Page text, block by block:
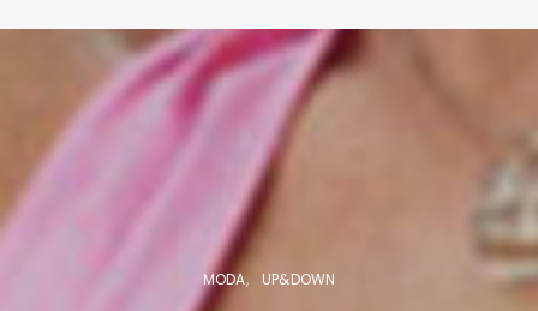
MODA UP&DOWN